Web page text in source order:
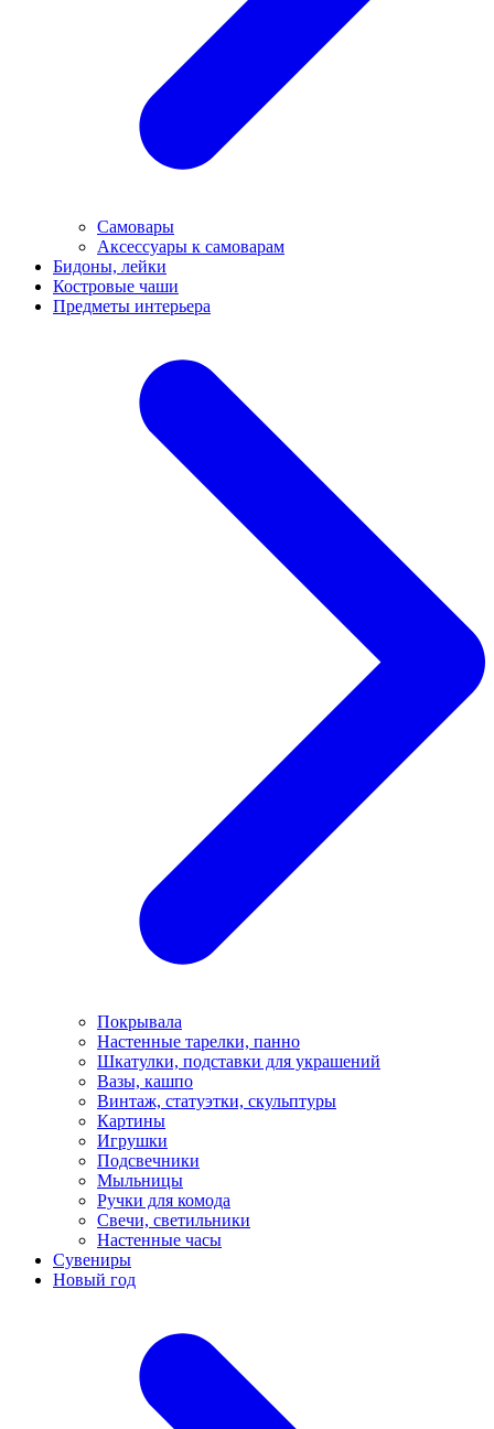
Самовары
Аксессуары к самоварам
Бидоны, лейки
Костровые чаши
Предметы интерьера
Покрывала
Настенные тарелки, панно
Шкатулки, подставки для украшений
Вазы, кашпо
Винтаж, статуэтки, скульптуры
Картины
Игрушки
Подсвечники
Мыльницы
Ручки для комода
Свечи, светильники
Настенные часы
Сувениры
Новый год